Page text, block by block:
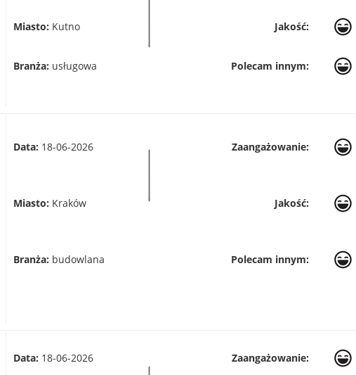
Miasto: Kutno Jakość:
Branża: usługowa Polecam innym:
Data: 18-06-2026 Zaangażowanie:
Miasto: Kraków Jakość:
Branża: budowlana Polecam innym:
Data: 18-06-2026 Zaangażowanie: